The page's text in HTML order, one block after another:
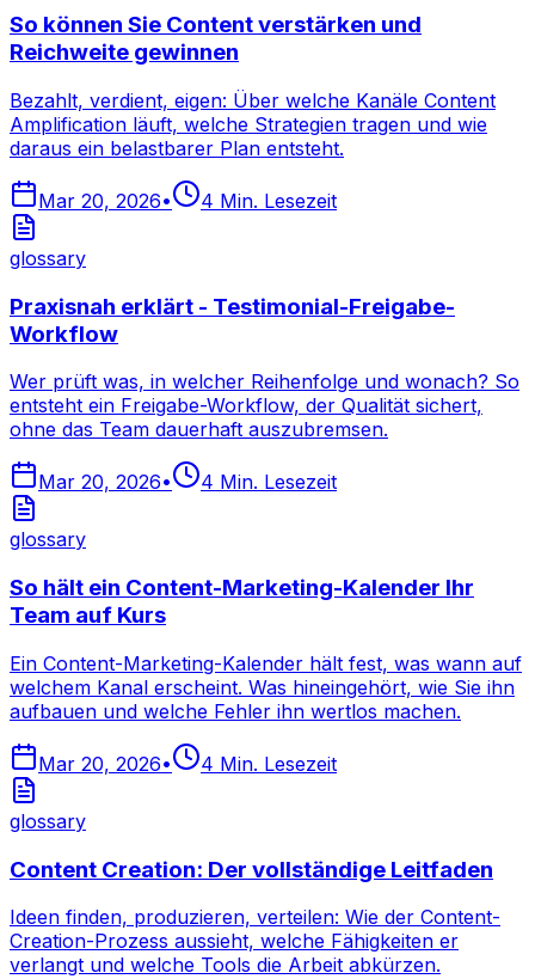
So können Sie Content verstärken und
Reichweite gewinnen
Bezahlt, verdient, eigen: Über welche Kanäle Content
Amplification läuft, welche Strategien tragen und wie
daraus ein belastbarer Plan entsteht.
Mar 20, 2026• 4 Min. Lesezeit
glossary
Praxisnah erklärt - Testimonial-Freigabe-
Workflow
Wer prüft was, in welcher Reihenfolge und wonach? So
entsteht ein Freigabe-Workflow, der Qualität sichert,
ohne das Team dauerhaft auszubremsen.
Mar 20, 2026• 4 Min. Lesezeit
glossary
So hält ein Content-Marketing-Kalender Ihr
Team auf Kurs
Ein Content-Marketing-Kalender hält fest, was wann auf
welchem Kanal erscheint. Was hineingehört, wie Sie ihn
aufbauen und welche Fehler ihn wertlos machen.
Mar 20, 2026• 4 Min. Lesezeit
glossary
Content Creation: Der vollständige Leitfaden
Ideen finden, produzieren, verteilen: Wie der Content-
Creation-Prozess aussieht, welche Fähigkeiten er
verlangt und welche Tools die Arbeit abkürzen.